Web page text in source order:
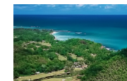
Combinado Mahé - Praslín
Hoteles de su elección